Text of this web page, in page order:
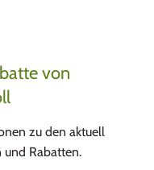
von
zu den aktuell
und Rabatten.